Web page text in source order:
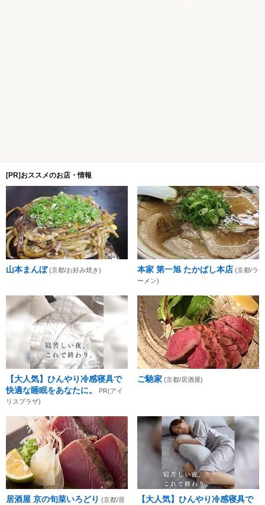
[PR]おススメのお店・情報
山本まんぼ (京都/お好み焼き) 本家 第一旭 たかばし本店 (京都/ラ
ーメン)
【大人気】ひんやり冷感寝具で
快適な睡眠をあなたに。
PR(アイ
リスプラザ)
ご馳家 (京都/居酒屋)
居酒屋 京の旬菜いろどり (京都/居
【大人気】ひんやり冷感寝具で